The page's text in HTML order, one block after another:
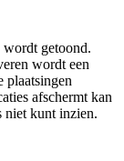
wordt getoond.
wordt een
plaatsingen
afschermt kan
niet kunt inzien.